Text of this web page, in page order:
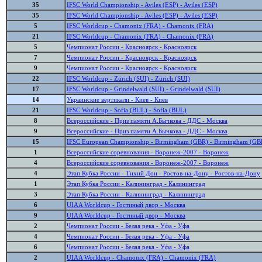
35
IFSC World Championship - Aviles (ESP) - Aviles (ESP)
35
IFSC World Championship - Aviles (ESP) - Aviles (ESP)
5
IFSC Worldcup - Chamonix (FRA) - Chamonix (FRA)
21
IFSC Worldcup - Chamonix (FRA) - Chamonix (FRA)
5
Чемпионат России - Красноярск - Красноярск
7
Чемпионат России - Красноярск - Красноярск
9
Чемпионат России - Красноярск - Красноярск
22
IFSC Worldcup - Zürich (SUI) - Zürich (SUI)
17
IFSC Worldcup - Grindelwald (SUI) - Grindelwald (SUI)
14
Украинские вертикали - Киев - Киев
21
IFSC Worldcup - Sofia (BUL) - Sofia (BUL)
8
Всероссийские - Приз памяти А.Бычкова - ДДС - Москва
9
Всероссийские - Приз памяти А.Бычкова - ДДС - Москва
15
IFSC European Championship - Birmingham (GBR) - Birmingham
1
Всероссийские соревнования - Воронеж-2007 - Воронеж
4
Всероссийские соревнования - Воронеж-2007 - Воронеж
4
Этап Кубка России - Тихий Дон - Ростов-на-Дону - Ростов-на-Дону
1
Этап Кубка России - Калининград - Калининград
3
Этап Кубка России - Калининград - Калининград
6
UIAA Worldcup - Гостиный двор - Москва
9
UIAA Worldcup - Гостиный двор - Москва
2
Чемпионат России - Белая река - Уфа - Уфа
4
Чемпионат России - Белая река - Уфа - Уфа
6
Чемпионат России - Белая река - Уфа - Уфа
2
UIAA Worldcup - Chamonix (FRA) - Chamonix (FRA)